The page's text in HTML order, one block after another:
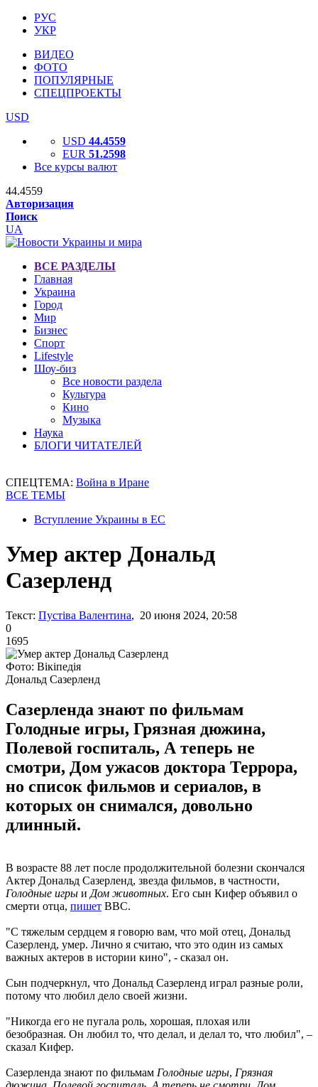
РУС
УКР
ВИДЕО
ФОТО
ПОПУЛЯРНЫЕ
СПЕЦПРОЕКТЫ
USD
USD 44.4559
EUR 51.2598
Все курсы валют
44.4559
Авторизация
Поиск
UA
ВСЕ РАЗДЕЛЫ
Главная
Украина
Город
Мир
Бизнес
Спорт
Lifestyle
Шоу-биз
Все новости раздела
Культура
Кино
Музыка
Наука
БЛОГИ ЧИТАТЕЛЕЙ
СПЕЦТЕМА: Война в Иране
ВСЕ ТЕМЫ
Вступление Украины в ЕС
Умер актер Дональд
Сазерленд
Текст: Пустіва Валентина, 20 июня 2024, 20:58
0
1695
Фото: Вікіпедія
Дональд Сазерленд
Сазерленда знают по фильмам
Голодные игры, Грязная дюжина,
Полевой госпиталь, А теперь не
смотри, Дом ужасов доктора Террора,
но список фильмов и сериалов, в
которых он снимался, довольно
длинный.
В возрасте 88 лет после продолжительной болезни скончался
Актер Дональд Сазерленд, звезда фильмов, в частности,
Голодные игры и Дом животных. Его сын Кифер объявил о
смерти отца, пишет BBC.
"С тяжелым сердцем я говорю вам, что мой отец, Дональд
Сазерленд, умер. Лично я считаю, что это один из самых
важных актеров в истории кино", - сказал он.
Сын подчеркнул, что Дональд Сазерленд играл разные роли,
потому что любил дело своей жизни.
"Никогда его не пугала роль, хорошая, плохая или
безобразная. Он любил то, что делал, и делал то, что любил", –
сказал Кифер.
Сазерленда знают по фильмам Голодные игры, Грязная